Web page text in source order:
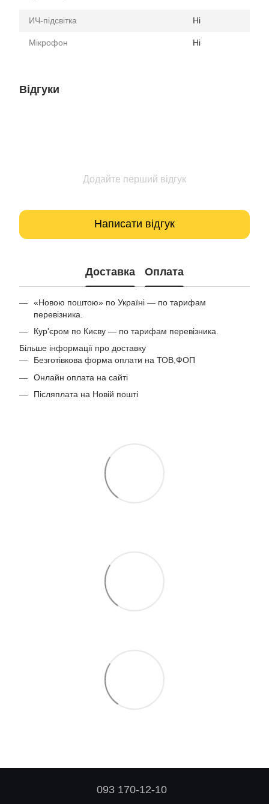
ИЧ-підсвітка Ні
Мікрофон Ні
Відгуки
Додайте перший відгук
Написати відгук
Доставка Оплата
«Новою поштою» по Україні — по тарифам
перевізника.
Кур'єром по Києву — по тарифам перевізника.
Більше інформації про доставку
Безготівкова форма оплати на ТОВ,ФОП
Онлайн оплата на сайті
Післяплата на Новій пошті
093 170-12-10